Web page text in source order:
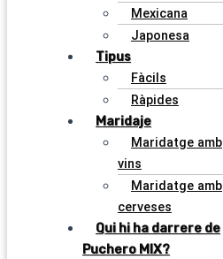
Mexicana
Japonesa
Tipus
Fàcils
Ràpides
Maridaje
Maridatge amb
vins
Maridatge amb
cerveses
Qui hi ha darrere de
Puchero MIX?